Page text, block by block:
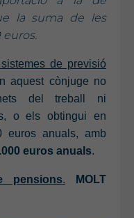
la suma de les
euros.
de previsió
aquest cònjuge no
del treball ni
o els obtingui en
euros anuals, amb
euros anuals.
pensions.
MOLT